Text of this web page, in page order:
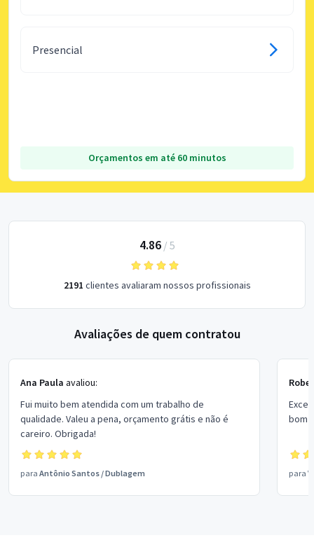
Presencial
Orçamentos em até 60 minutos
4.86/ 5
2191 clientes avaliaram nossos profissionais
Avaliações de quem contratou
Ana Paula avaliou:
Fui muito bem atendida com um trabalho de
qualidade. Valeu a pena, orçamento grátis e não é
careiro. Obrigada!
para Antônio Santos /Dublagem
bom
para